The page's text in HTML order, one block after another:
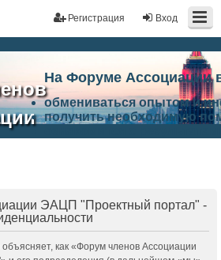
Вход
Регистрация
На Форуме Ассоциации
обмениваться опытом и
получить необходимую
работа Форума
Ассоциации и успехам в
Ассоциации.
ЭАЦП "Проектный портал" -
как «Форум членов Ассоциации